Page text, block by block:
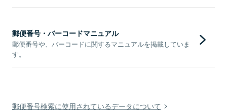
郵便番号・バーコードマニュアル
郵便番号や、バーコードに関するマニュアルを掲載していま
す。
郵便番号検索に使用されているデータについて